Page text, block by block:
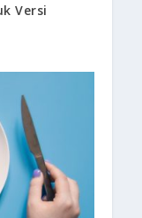
Versi